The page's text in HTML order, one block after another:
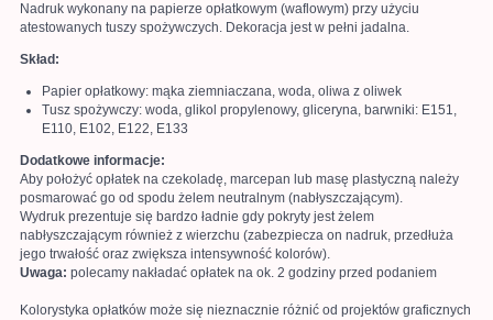
Nadruk wykonany na papierze opłatkowym (waflowym) przy użyciu
atestowanych tuszy spożywczych. Dekoracja jest w pełni jadalna.
Skład:
Papier opłatkowy: mąka ziemniaczana, woda, oliwa z oliwek
Tusz spożywczy: woda, glikol propylenowy, gliceryna, barwniki: E151,
E110, E102, E122, E133
Dodatkowe informacje:
Aby położyć opłatek na czekoladę, marcepan lub masę plastyczną należy
posmarować go od spodu żelem neutralnym (nabłyszczającym).
Wydruk prezentuje się bardzo ładnie gdy pokryty jest żelem
nabłyszczającym również z wierzchu (zabezpiecza on nadruk, przedłuża
jego trwałość oraz zwiększa intensywność kolorów).
Uwaga: polecamy nakładać opłatek na ok. 2 godziny przed podaniem
Kolorystyka opłatków może się nieznacznie różnić od projektów graficznych